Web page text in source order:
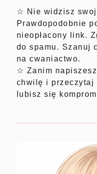
☆ Nie widzisz
Prawdopodobnie
nieopłacony link.
do spamu. Szanuj
na cwaniactwo.
☆ Zanim
chwilę i przeczytaj
lubisz się